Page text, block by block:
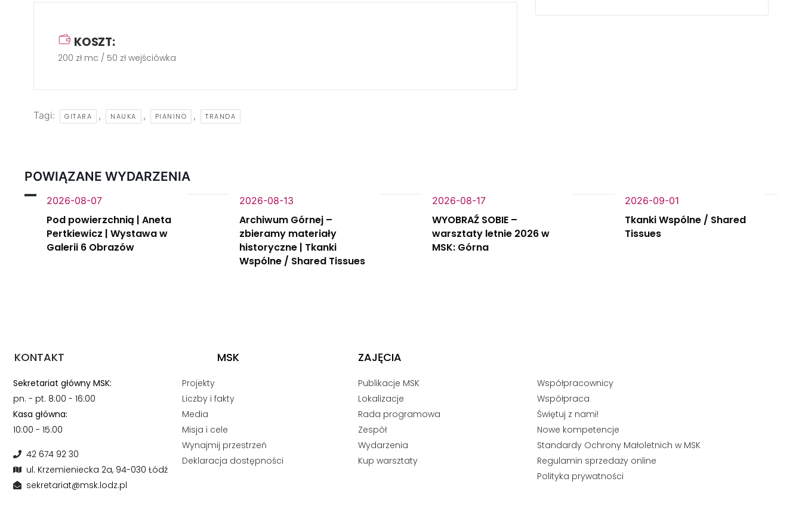
KOSZT:
200 zł mc / 50 zł wejściówka
Tagi: GITARA , NAUKA , PIANINO , TRANDA
POWIĄZANE WYDARZENIA
2026-08-07
Pod powierzchnią | Aneta
Pertkiewicz | Wystawa w
Galerii 6 Obrazów
2026-08-13
Archiwum Górnej –
zbieramy materiały
historyczne | Tkanki
Wspólne / Shared Tissues
2026-08-17
WYOBRAŹ SOBIE –
warsztaty letnie 2026 w
MSK: Górna
2026-09-01
Tkanki Wspólne / Shared
Tissues
KONTAKT MSK ZAJĘCIA
Sekretariat główny MSK:
pn. - pt. 8:00 - 16:00
Kasa główna:
10:00 - 15:00
42 674 92 30
ul. Krzemieniecka 2a, 94-030 Łódź
sekretariat@msk.lodz.pl
Projekty
Liczby i fakty
Media
Misja i cele
Wynajmij przestrzeń
Deklaracja dostępności
Publikacje MSK
Lokalizacje
Rada programowa
Zespół
Wydarzenia
Kup warsztaty
Współpracownicy
Współpraca
Świętuj z nami!
Nowe kompetencje
Standardy Ochrony Małoletnich w MSK
Regulamin sprzedaży online
Polityka prywatności